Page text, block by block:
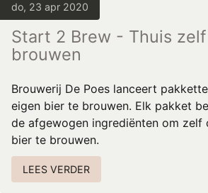
Topmenu
REGISTREREN
ADVERTEREN
PERS/PUBLICATIES
do, 23 apr 2020
Start 2 Brew - Thuis
brouwen
Brouwerij De Poes lanceert
eigen bier te brouwen. Elk pakket
de afgewogen ingrediënten om zelf
bier te brouwen.
LEES VERDER